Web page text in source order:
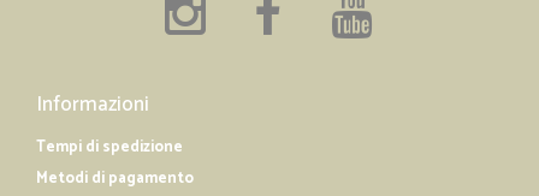
Informazioni
Tempi di spedizione
Metodi di pagamento